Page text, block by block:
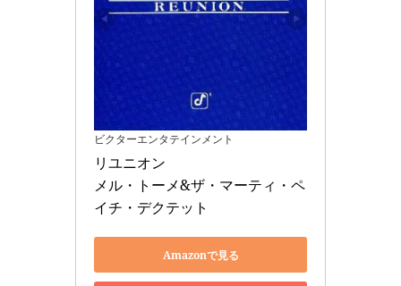
ビクターエンタテインメント
リユニオン
メル・トーメ&ザ・マーティ・ペ
イチ・デクテット
Amazonで見る